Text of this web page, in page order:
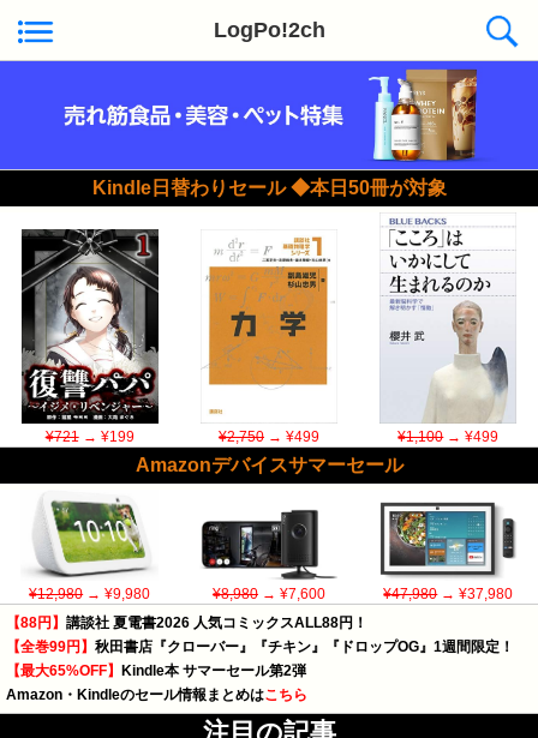
LogPo!2ch
Kindle日替わりセール ◆本日50冊が対象
¥721→ ¥199 ¥2,750→ ¥499 ¥1,100→ ¥499
Amazonデバイスサマーセール
¥12,980→ ¥9,980 ¥8,980→ ¥7,600 ¥47,980→ ¥37,980
【88円】 講談社 夏電書2026 人気コミックスALL88円！
【全巻99円】 秋田書店『クローバー』『チキン』『ドロップOG』1週間限定！
【最大65%OFF】 Kindle本 サマーセール第2弾
Amazon・Kindleのセール情報まとめはこちら